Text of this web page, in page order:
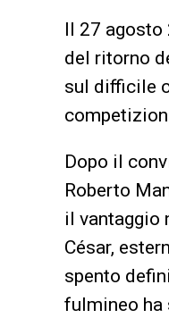
Il 27
del ritorno
sul difficile
Dopo il
Roberto
il vantaggio
César,
spento
fulmineo ha